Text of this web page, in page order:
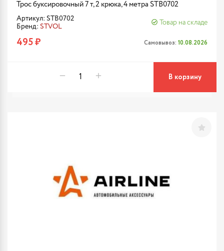
Трос буксировочный 7 т, 2 крюка, 4 метра STB0702
Артикул: STB0702
Бренд: STVOL
Товар на складе
495 ₽ Самовывоз: 10.08.2026
В корзину